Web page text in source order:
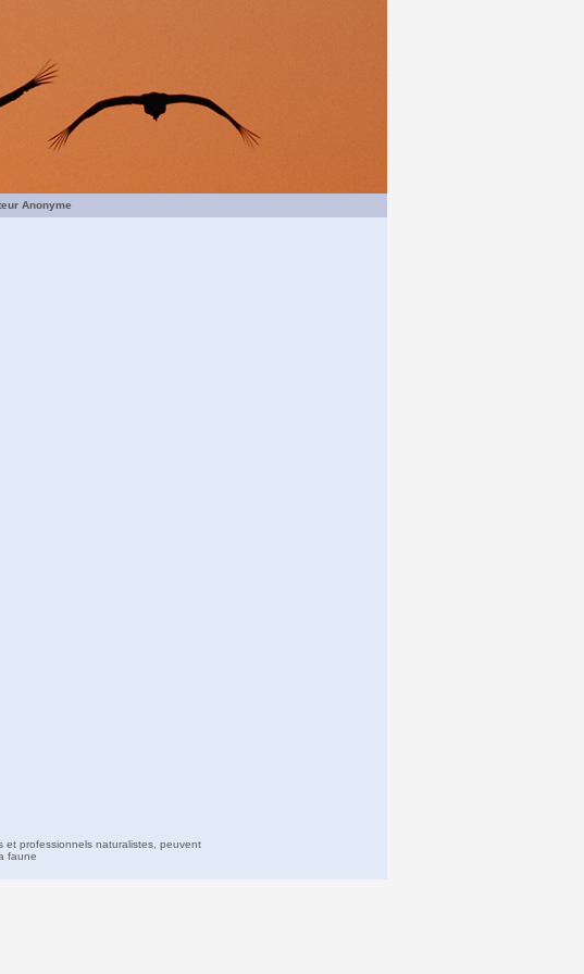
Anonyme
et professionnels naturalistes, peuvent
faune